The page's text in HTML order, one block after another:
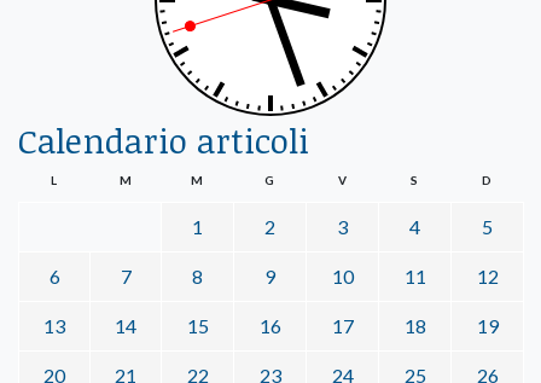
Calendario articoli
L M M G V S D
1 2 3 4 5
6 7 8 9 10 11 12
13 14 15 16 17 18 19
20 21 22 23 24 25 26